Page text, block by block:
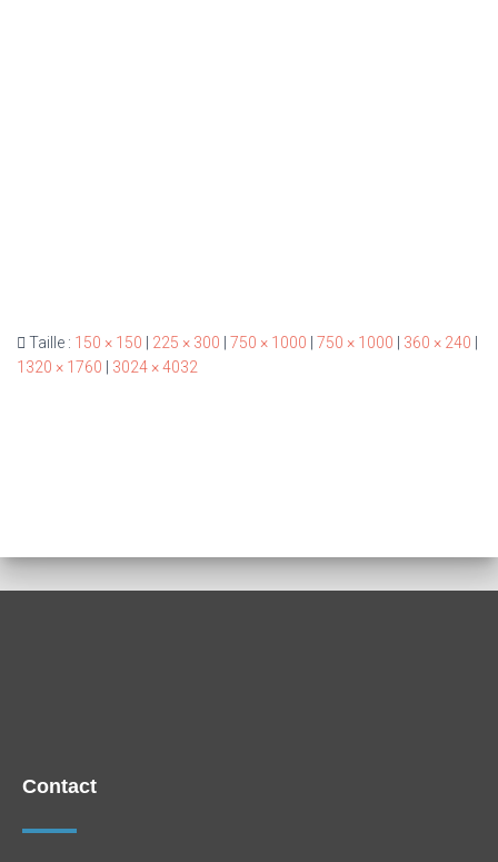
Taille : 150 × 150 225 × 300 750 × 1000 750 × 1000 360 × 240
1320 × 1760
3024 × 4032
Contact